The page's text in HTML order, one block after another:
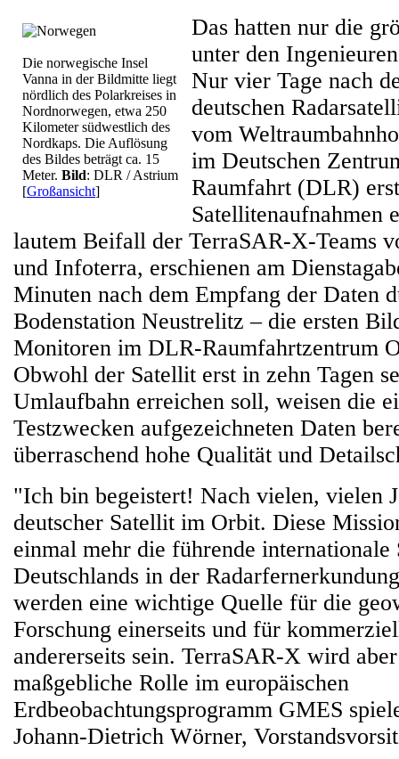
Die norwegische Insel
Vanna in der Bildmitte liegt
nördlich des Polarkreises in
Nordnorwegen, etwa 250
Kilometer südwestlich des
Nordkaps. Die Auflösung
des Bildes beträgt ca. 15
Meter. Bild: DLR / Astrium
[Großansicht]
Das hatten nur die
unter den
Nur vier Tage nach
deutschen
vom
im Deutschen
Raumfahrt (DLR)
Satellitenaufnahmen
lautem Beifall der TerraSAR-X-Teams
und Infoterra, erschienen am
Minuten nach dem Empfang der Daten
Bodenstation Neustrelitz – die ersten
Monitoren im DLR-Raumfahrtzentrum
Obwohl der Satellit erst in zehn Tagen
Umlaufbahn erreichen soll, weisen die
Testzwecken aufgezeichneten Daten
überraschend hohe Qualität und
"Ich bin begeistert! Nach vielen, vielen
deutscher Satellit im Orbit. Diese
einmal mehr die führende internationale
Deutschlands in der
werden eine wichtige Quelle für die
Forschung einerseits und für
andererseits sein. TerraSAR-X wird
maßgebliche Rolle im europäischen
Erdbeobachtungsprogramm GMES
Johann-Dietrich Wörner,